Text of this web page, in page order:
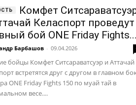
Комфет
Келаспорт проведут
бой ONE Friday Fights...
Барбашов - 09.04.2026
бойцы Комфет Ситсараватсуэр и Аттачай
встретятся друг с другом в главном
ONE Friday Fights 150 по муай тай в
весе....